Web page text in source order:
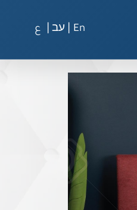
En עב ع